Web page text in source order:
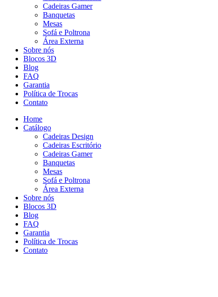
Cadeiras Gamer
Banquetas
Mesas
Sofá e Poltrona
Área Externa
Sobre nós
Blocos 3D
Blog
FAQ
Garantia
Política de Trocas
Contato
Home
Catálogo
Cadeiras Design
Cadeiras Escritório
Cadeiras Gamer
Banquetas
Mesas
Sofá e Poltrona
Área Externa
Sobre nós
Blocos 3D
Blog
FAQ
Garantia
Política de Trocas
Contato